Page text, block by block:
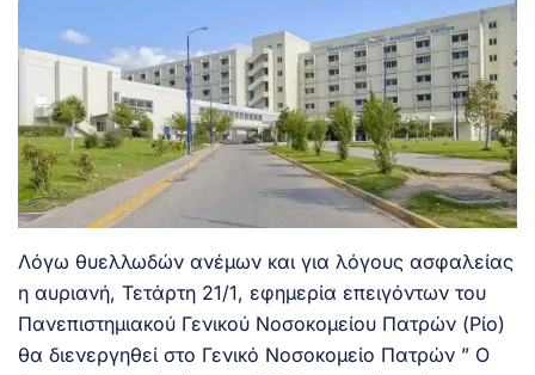
Λόγω θυελλωδών ανέμων και για λόγους ασφαλείας
η αυριανή, Τετάρτη 21/1, εφημερία επειγόντων του
Πανεπιστημιακού Γενικού Νοσοκομείου Πατρών (Ρίο)
θα διενεργηθεί στο Γενικό Νοσοκομείο Πατρών ” Ο